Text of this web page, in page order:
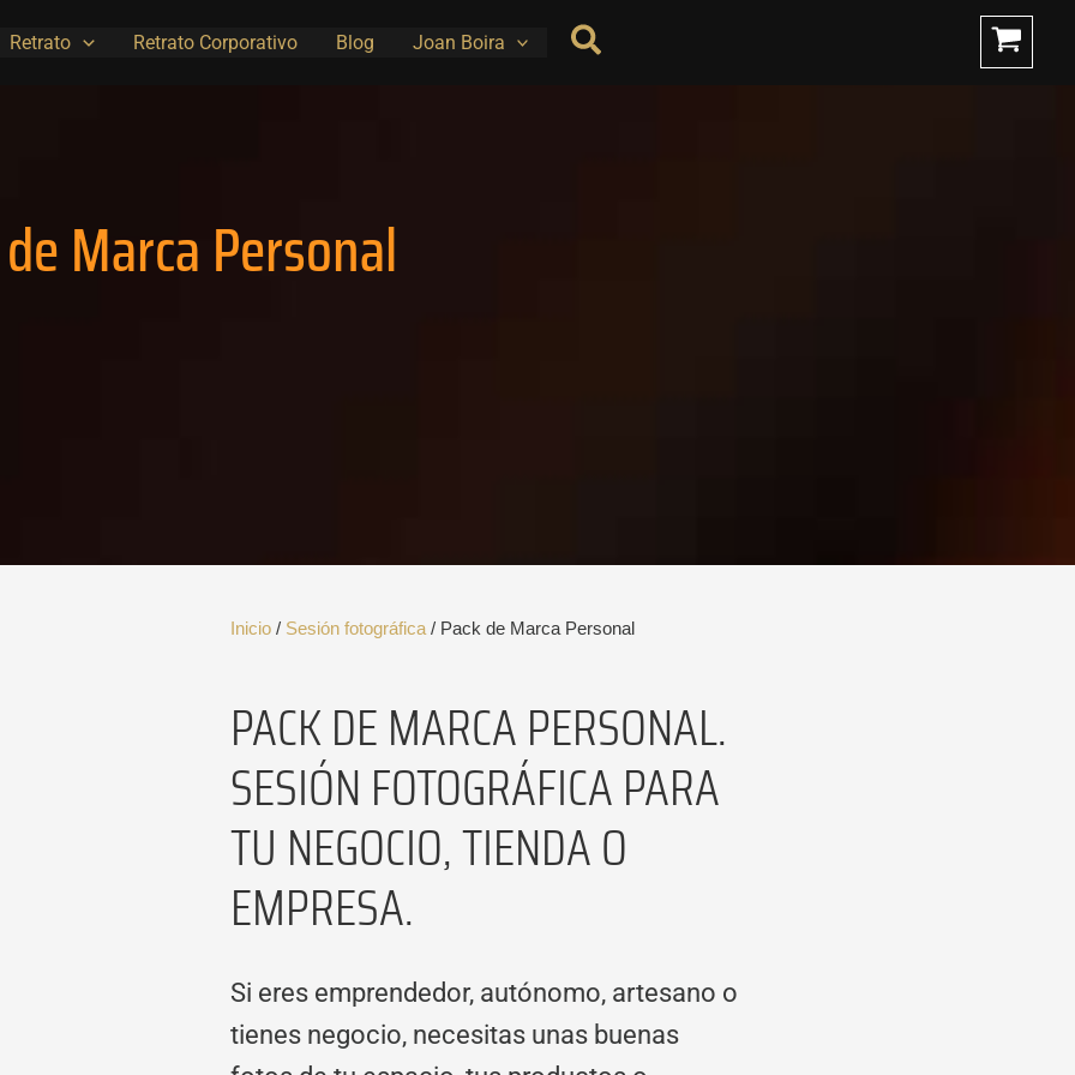
Retrato Retrato Corporativo Blog Joan Boira
Marca Personal
Inicio / Sesión fotográfica / Pack de Marca Personal
PACK DE MARCA PERSONAL.
SESIÓN FOTOGRÁFICA PARA
TU NEGOCIO, TIENDA O
EMPRESA.
Si eres emprendedor, autónomo, artesano o
tienes negocio, necesitas unas buenas